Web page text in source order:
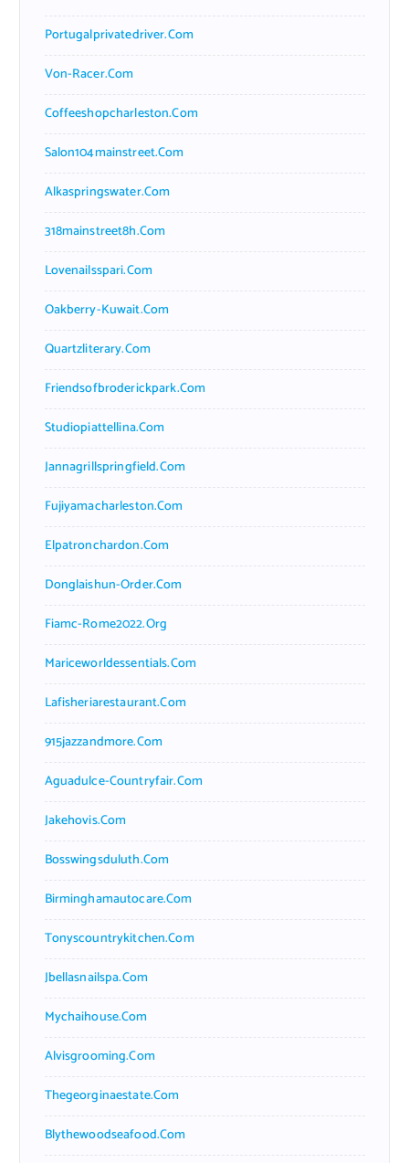
Portugalprivatedriver.com
Von-Racer.com
Coffeeshopcharleston.com
Salon104mainstreet.com
Alkaspringswater.com
318mainstreet8h.com
Lovenailsspari.com
Oakberry-Kuwait.com
Quartzliterary.com
Friendsofbroderickpark.com
Studiopiattellina.com
Jannagrillspringfield.com
Fujiyamacharleston.com
Elpatronchardon.com
Donglaishun-Order.com
Fiamc-Rome2022.org
Mariceworldessentials.com
Lafisheriarestaurant.com
915jazzandmore.com
Aguadulce-Countryfair.com
Jakehovis.com
Bosswingsduluth.com
Birminghamautocare.com
Tonyscountrykitchen.com
Jbellasnailspa.com
Mychaihouse.com
Alvisgrooming.com
Thegeorginaestate.com
Blythewoodseafood.com